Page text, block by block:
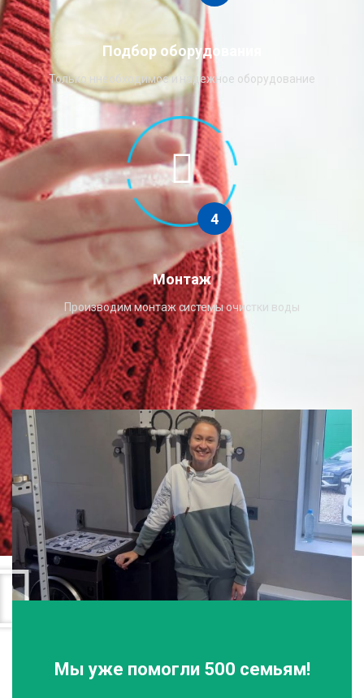
Подбор оборудования
Только ннеобходимое и надежное оборудование
4
Монтаж
Производим монтаж системы очистки воды
Мы уже помогли 500 семьям!